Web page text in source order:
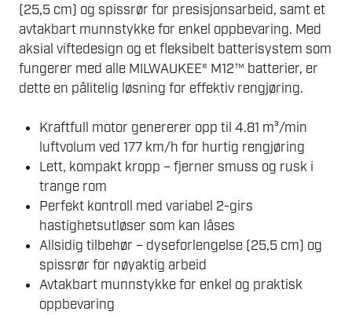
(25,5 cm) og spissrør for presisjonsarbeid, samt et
avtakbart munnstykke for enkel oppbevaring. Med
aksial viftedesign og et fleksibelt batterisystem som
fungerer med alle MILWAUKEE® M12™ batterier, er
dette en pålitelig løsning for effektiv rengjøring.
Kraftfull motor genererer opp til 4.81 m³/min
luftvolum ved 177 km/h for hurtig rengjøring
Lett, kompakt kropp – fjerner smuss og rusk i
trange rom
Perfekt kontroll med variabel 2-girs
hastighetsutløser som kan låses
Allsidig tilbehør – dyseforlengelse (25,5 cm) og
spissrør for nøyaktig arbeid
Avtakbart munnstykke for enkel og praktisk
oppbevaring